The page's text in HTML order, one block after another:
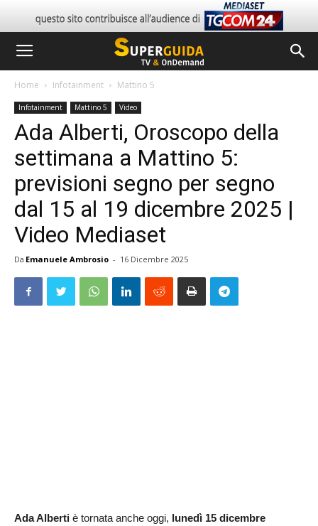
Home Infotainment Mattino 5
Infotainment Mattino 5 Video
Ada Alberti, Oroscopo della
settimana a Mattino 5:
previsioni segno per segno
dal 15 al 19 dicembre 2025 |
Video Mediaset
Da Emanuele Ambrosio - 16 Dicembre 2025
Ada Alberti è tornata anche oggi, lunedì 15 dicembre